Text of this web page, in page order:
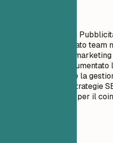
Direttore Campagne
esperienza. Ho guidato
di piani completi di
significativamente
L'esperienza include la
l'ottimizzazione di strategie
soluzioni innovative per il